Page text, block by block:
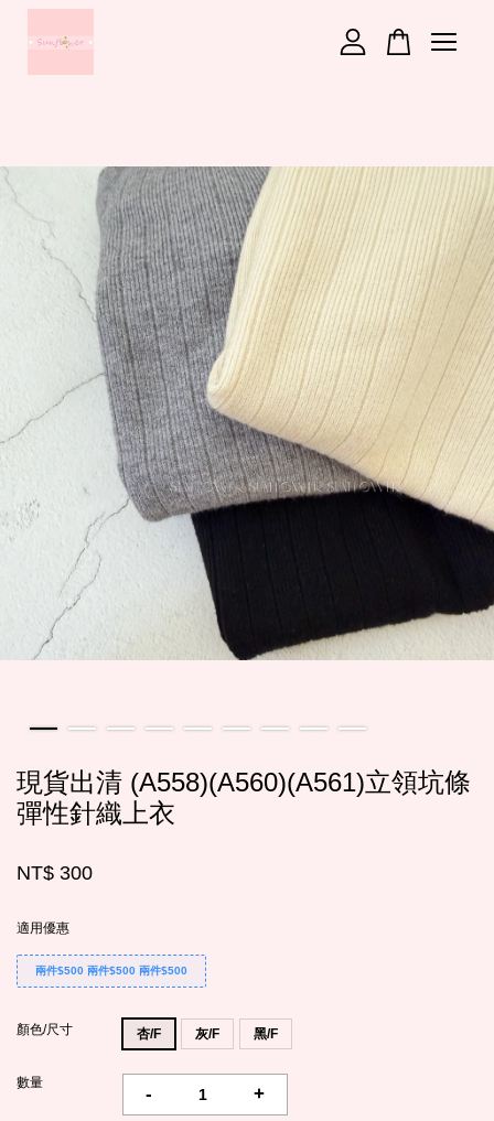
現貨出清 (A558)(A560)(A561)立領坑條
彈性針織上衣
NT$ 300
適用優惠
兩件$500 兩件$500 兩件$500
顏色/尺寸 杏/F 灰/F 黑/F
數量
- +
繼續購物